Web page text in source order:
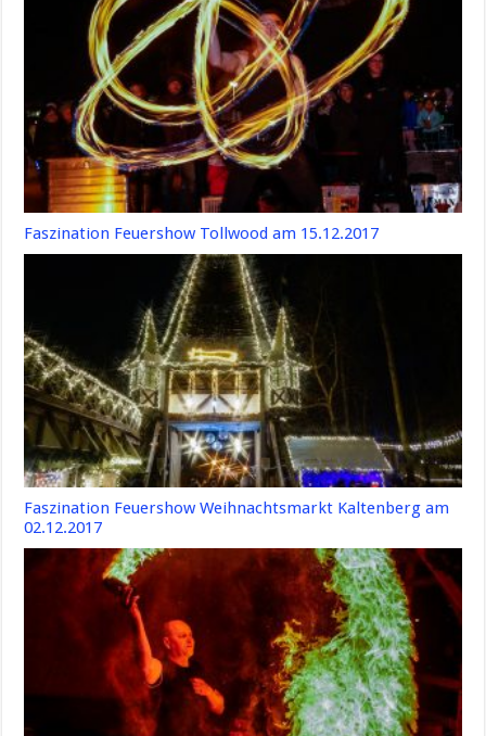
Faszination Feuershow Tollwood am 15.12.2017
Faszination Feuershow Weihnachtsmarkt Kaltenberg am
02.12.2017